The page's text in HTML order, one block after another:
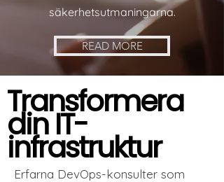
säkerhetsutmaningarna.
READ MORE
Transformera
din IT-
infrastruktur
Erfarna DevOps-konsulter som